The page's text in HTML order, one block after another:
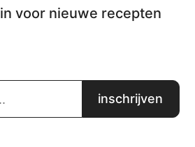
in voor nieuwe recepten